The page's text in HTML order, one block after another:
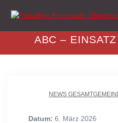
to
ABC –
NEWS
Datum: 6. März 2026